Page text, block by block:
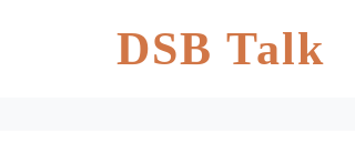
DSB Talk